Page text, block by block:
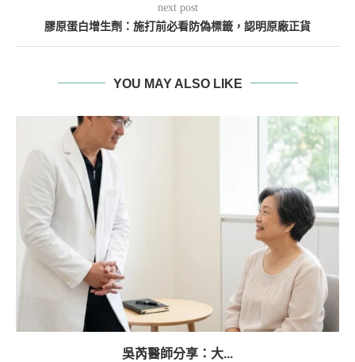
next post
膠原蛋白增生劑：施打前必看防偽標籤，認明原廠正貨
YOU MAY ALSO LIKE
吳芮醫師分享：大...